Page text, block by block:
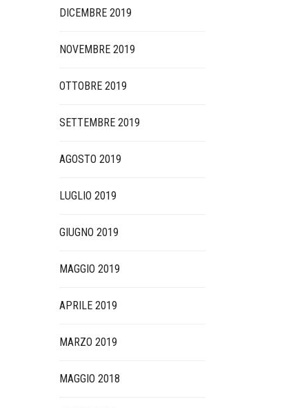
DICEMBRE 2019
NOVEMBRE 2019
OTTOBRE 2019
SETTEMBRE 2019
AGOSTO 2019
LUGLIO 2019
GIUGNO 2019
MAGGIO 2019
APRILE 2019
MARZO 2019
MAGGIO 2018